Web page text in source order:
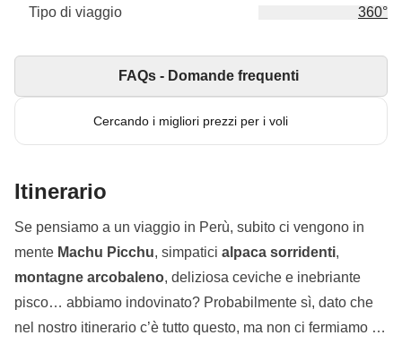
Tipo di viaggio 360°
Cercando i migliori prezzi per i voli
FAQs - Domande frequenti
Itinerario
Se pensiamo a un viaggio in Perù, subito ci vengono in
mente Machu Picchu, simpatici alpaca sorridenti,
montagne arcobaleno, deliziosa ceviche e inebriante
pisco… abbiamo indovinato? Probabilmente sì, dato che
nel nostro itinerario c’è tutto questo, ma non ci fermiamo di